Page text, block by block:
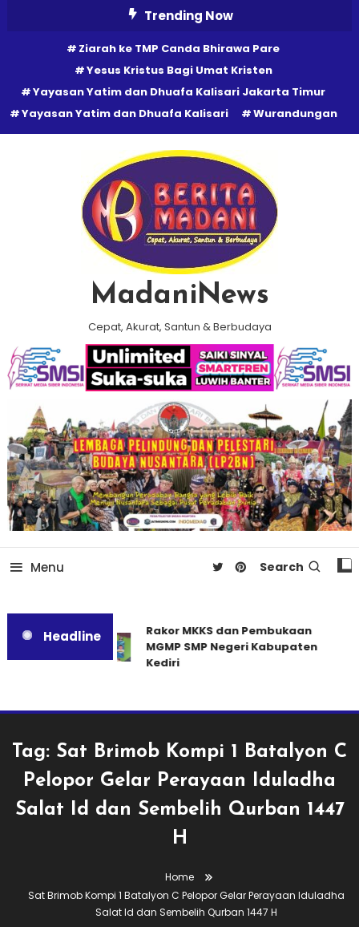
Trending Now
Ziarah ke TMP Canda Bhirawa Pare
Yesus Kristus Bagi Umat Kristen
Yayasan Yatim dan Dhuafa Kalisari Jakarta Timur
Yayasan Yatim dan Dhuafa Kalisari
Wurandungan
MadaniNews
Cepat, Akurat, Santun & Berbudaya
Menu Search
Headline
Rakor MKKS dan Pembukaan
MGMP SMP Negeri Kabupaten
Kediri
Tag: Sat Brimob Kompi 1 Batalyon C
Pelopor Gelar Perayaan Iduladha
Salat Id dan Sembelih Qurban 1447
H
Home
Sat Brimob Kompi 1 Batalyon C Pelopor Gelar Perayaan Iduladha
Salat Id dan Sembelih Qurban 1447 H